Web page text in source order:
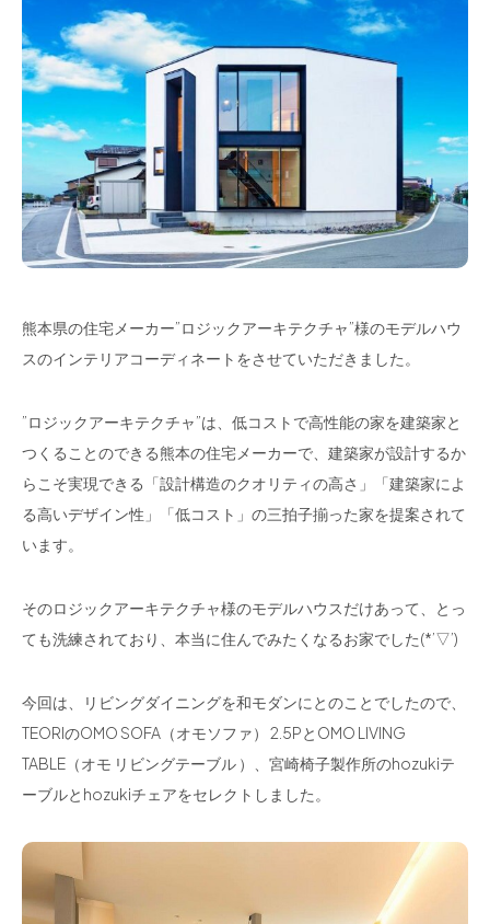
フラッグシップストア
0965-52-0323
熊本店
096-274-8175
熊本県の住宅メーカー”ロジックアーキテクチャ”様のモデルハウ
スのインテリアコーディネートをさせていただきました。
”ロジックアーキテクチャ”は、低コストで高性能の家を建築家と
つくることのできる熊本の住宅メーカーで、建築家が設計するか
らこそ実現できる「設計構造のクオリティの高さ」「建築家によ
る高いデザイン性」「低コスト」の三拍子揃った家を提案されて
います。
そのロジックアーキテクチャ様のモデルハウスだけあって、とっ
ても洗練されており、本当に住んでみたくなるお家でした(*’▽’)
今回は、リビングダイニングを和モダンにとのことでしたので、
TEORIのOMO SOFA（オモソファ） 2.5PとOMO LIVING
TABLE（オモ リビングテーブル ）、宮崎椅子製作所のhozukiテ
ーブルとhozukiチェアをセレクトしました。